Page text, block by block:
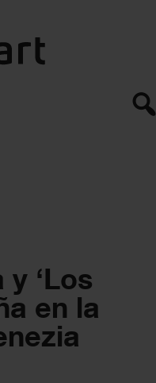
‘Los
en la